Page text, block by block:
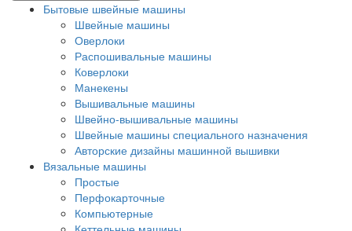
Бытовые швейные машины
Швейные машины
Оверлоки
Распошивальные машины
Коверлоки
Манекены
Вышивальные машины
Швейно-вышивальные машины
Швейные машины специального назначения
Авторские дизайны машинной вышивки
Вязальные машины
Простые
Перфокарточные
Компьютерные